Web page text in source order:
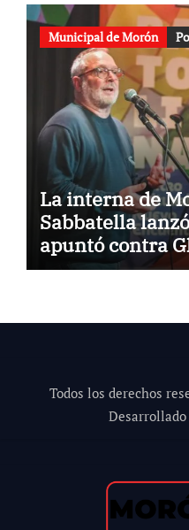
Municipal de Morón
La interna de
Sabbatella
apuntó contra
Todos los derechos